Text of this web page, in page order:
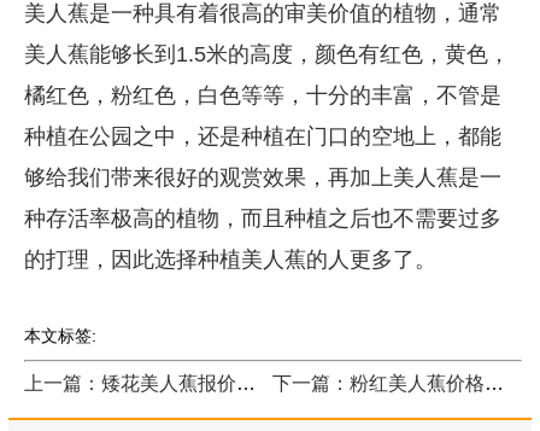
美人蕉是一种具有着很高的审美价值的植物，通常
美人蕉能够长到1.5米的高度，颜色有红色，黄色，
橘红色，粉红色，白色等等，十分的丰富，不管是
种植在公园之中，还是种植在门口的空地上，都能
够给我们带来很好的观赏效果，再加上美人蕉是一
种存活率极高的植物，而且种植之后也不需要过多
的打理，因此选择种植美人蕉的人更多了。
本文标签:
上一篇：矮花美人蕉报价哪家便宜？ 下一篇：粉红美人蕉价格便宜吗？